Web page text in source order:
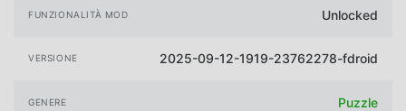
FUNZIONALITÀ MOD Unlocked
VERSIONE 2025-09-12-1919-23762278-fdroid
GENERE Puzzle